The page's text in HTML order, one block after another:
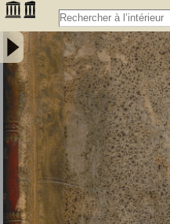
Manuel du pilote de la mer
d'Espagne, de France, d'Italie
depuis le détroit de Gibraltar
jusqu'en dehors du détroit de
côte d'Espagne et la partie
du Derrotero ou Routier
L.-S. Baudin, lieutenant de